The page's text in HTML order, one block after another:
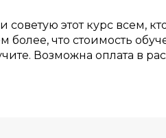
этот курс всем,
что стоимость
Возможна оплата в